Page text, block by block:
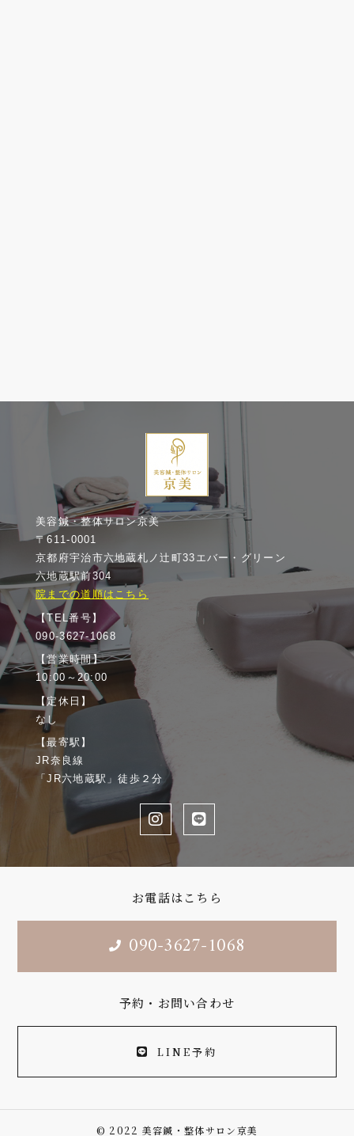
美容鍼・整体サロン京美
〒611-0001
京都府宇治市六地蔵札ノ辻町33エバー・グリーン
六地蔵駅前304
院までの道順はこちら
【TEL番号】
090-3627-1068
【営業時間】
10:00～20:00
【定休日】
なし
【最寄駅】
JR奈良線
「JR六地蔵駅」徒歩２分
お電話はこちら
090-3627-1068
予約・お問い合わせ
LINE予約
© 2022 美容鍼・整体サロン京美